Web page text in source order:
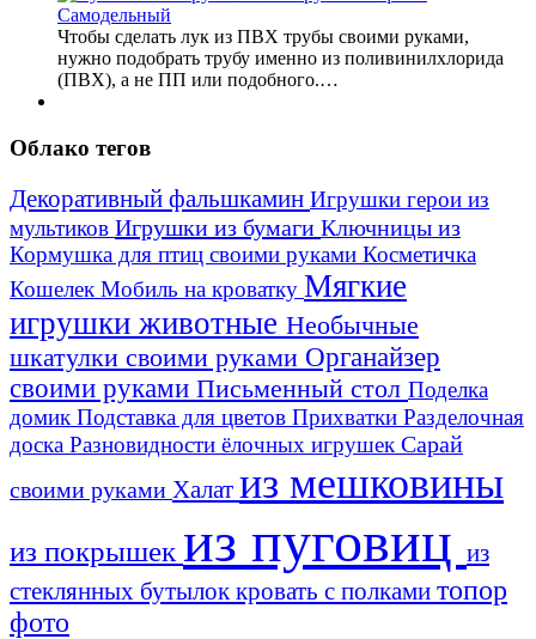
Чтобы сделать лук из ПВХ трубы своими руками,
нужно подобрать трубу именно из поливинилхлорида
(ПВХ), а не ПП или подобного.…
Облако тегов
Декоративный фальшкамин Игрушки герои из
мультиков Игрушки из бумаги Ключницы из
Кормушка для птиц своими руками Косметичка
Кошелек Мобиль на кроватку Мягкие
игрушки животные Необычные
шкатулки своими руками Органайзер
своими руками Письменный стол Поделка
домик Подставка для цветов Прихватки Разделочная
доска Разновидности ёлочных игрушек Сарай
своими руками Халат из мешковины
из покрышек из пуговиц из
стеклянных бутылок кровать с полками топор
фото